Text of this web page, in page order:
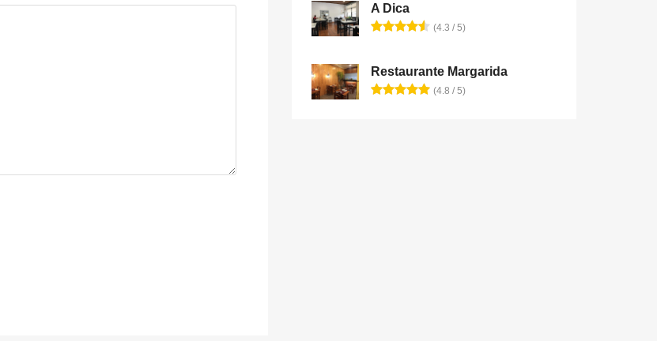
A Dica
(4.3 / 5)
Restaurante Margarida
(4.8 / 5)